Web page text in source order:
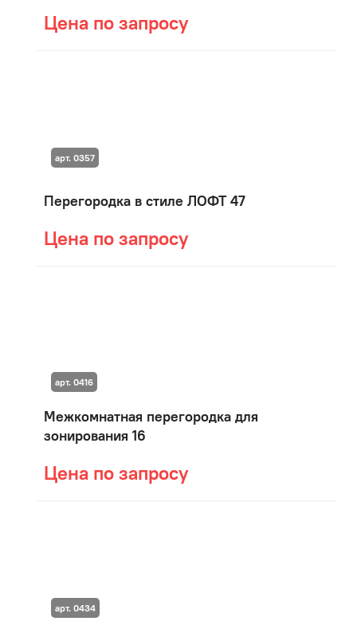
Цена по запросу
Перегородка в стиле ЛОФТ 47
Цена по запросу
арт. 0357
Межкомнатная перегородка для
зонирования 16
Цена по запросу
арт. 0416
арт. 0434